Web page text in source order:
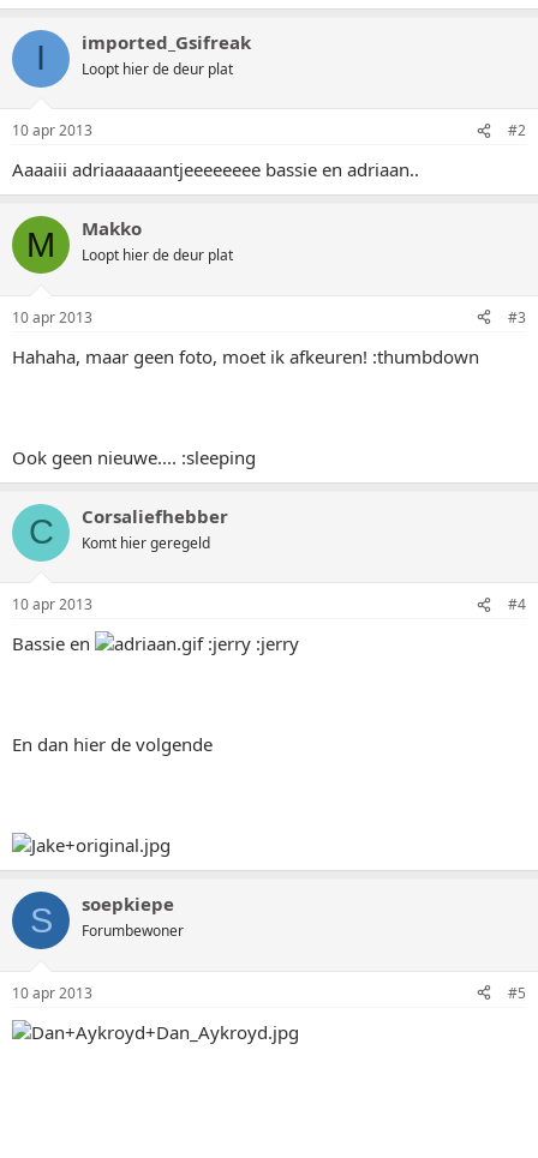
I imported_Gsifreak
Loopt hier de deur plat
10 apr 2013 #2
Aaaaiii adriaaaaaantjeeeeeeee bassie en adriaan..
M Makko
Loopt hier de deur plat
10 apr 2013 #3
Hahaha, maar geen foto, moet ik afkeuren! :thumbdown
Ook geen nieuwe.... :sleeping
C Corsaliefhebber
Komt hier geregeld
10 apr 2013 #4
Bassie en :jerry :jerry
En dan hier de volgende
S soepkiepe
Forumbewoner
10 apr 2013 #5